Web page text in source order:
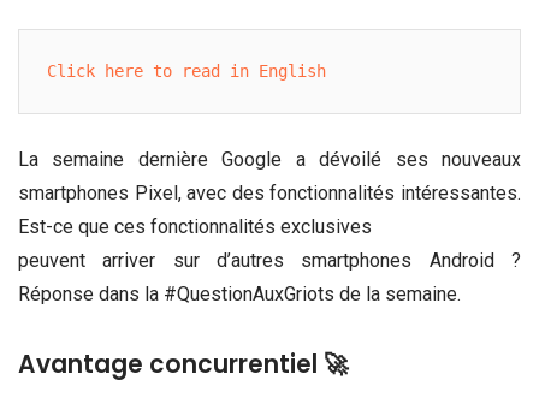
Click here to read in English
La semaine dernière Google a dévoilé ses nouveaux
smartphones Pixel, avec des fonctionnalités intéressantes.
Est-ce que ces fonctionnalités exclusives
peuvent arriver sur d’autres smartphones Android ?
Réponse dans la #QuestionAuxGriots de la semaine.
Avantage concurrentiel 🚀